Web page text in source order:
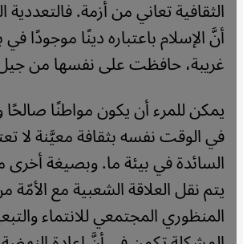
الثقافية تعاني من أزمة.
أنَّ الإسلام باعتباره دينًا موجودًا في
غريبة، حافظت على نفسها من
يمكن للمرء أن يكون مواطنًا
في الوقت نفسه بثقافة معيَّنة لا
السائدة في بيئة ما. وبصيغة
يتم نقل العلاقة الشعبية مع
المنظوري المجتمعي للانتماء